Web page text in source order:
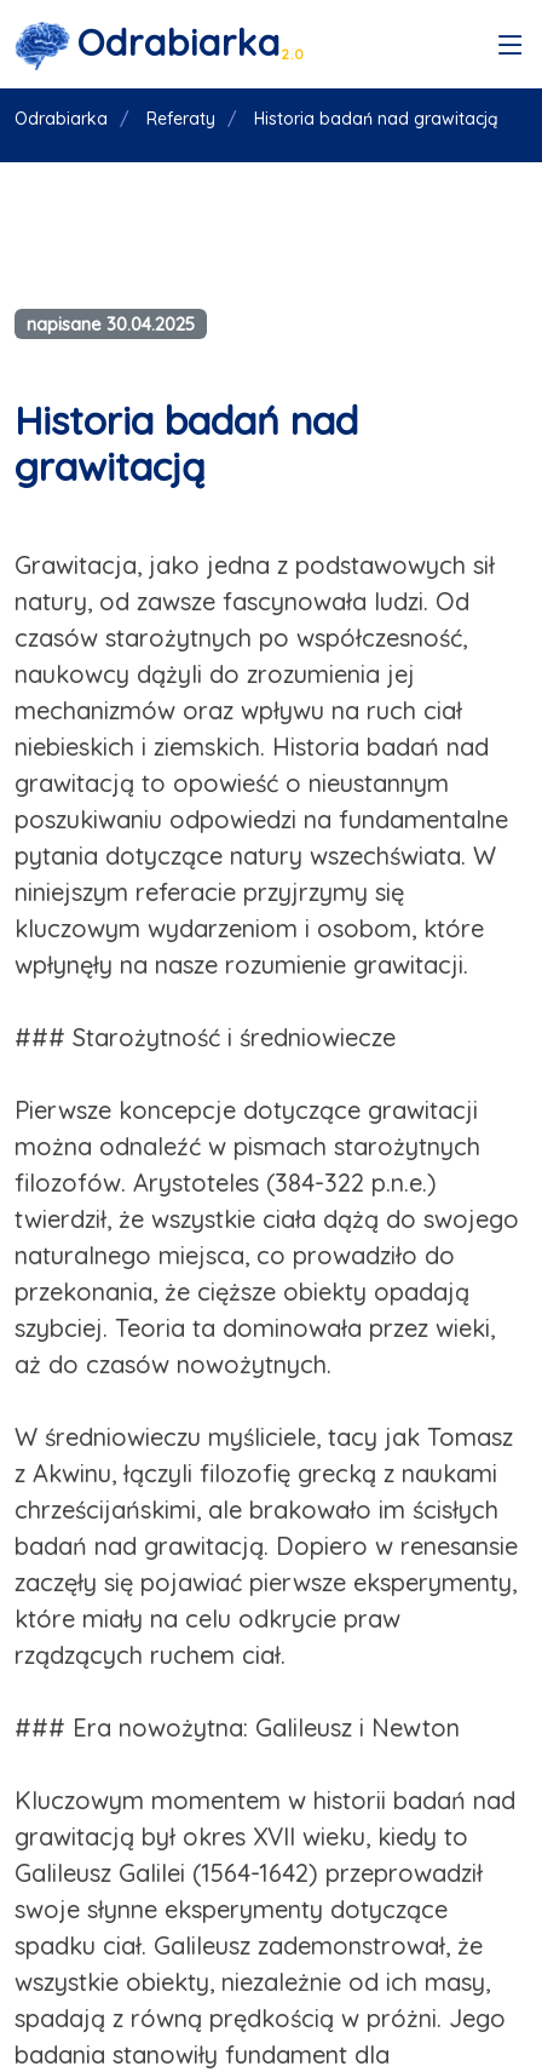
Odrabiarka2.0
Odrabiarka Referaty Historia badań nad grawitacją
napisane 30.04.2025
Historia badań nad
grawitacją
Grawitacja, jako jedna z podstawowych sił
natury, od zawsze fascynowała ludzi. Od
czasów starożytnych po współczesność,
naukowcy dążyli do zrozumienia jej
mechanizmów oraz wpływu na ruch ciał
niebieskich i ziemskich. Historia badań nad
grawitacją to opowieść o nieustannym
poszukiwaniu odpowiedzi na fundamentalne
pytania dotyczące natury wszechświata. W
niniejszym referacie przyjrzymy się
kluczowym wydarzeniom i osobom, które
wpłynęły na nasze rozumienie grawitacji.
### Starożytność i średniowiecze
Pierwsze koncepcje dotyczące grawitacji
można odnaleźć w pismach starożytnych
filozofów. Arystoteles (384-322 p.n.e.)
twierdził, że wszystkie ciała dążą do swojego
naturalnego miejsca, co prowadziło do
przekonania, że cięższe obiekty opadają
szybciej. Teoria ta dominowała przez wieki,
aż do czasów nowożytnych.
W średniowieczu myśliciele, tacy jak Tomasz
z Akwinu, łączyli filozofię grecką z naukami
chrześcijańskimi, ale brakowało im ścisłych
badań nad grawitacją. Dopiero w renesansie
zaczęły się pojawiać pierwsze eksperymenty,
które miały na celu odkrycie praw
rządzących ruchem ciał.
### Era nowożytna: Galileusz i Newton
Kluczowym momentem w historii badań nad
grawitacją był okres XVII wieku, kiedy to
Galileusz Galilei (1564-1642) przeprowadził
swoje słynne eksperymenty dotyczące
spadku ciał. Galileusz zademonstrował, że
wszystkie obiekty, niezależnie od ich masy,
spadają z równą prędkością w próżni. Jego
badania stanowiły fundament dla